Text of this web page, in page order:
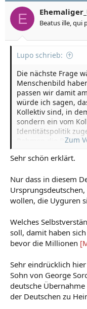
E Beatus ille, qui
Lupo schrieb:
Die nächste Frage
Menschenbild
passen wir damit
würde ich sagen,
Kollektiv sind, in
sondern ein vom
Identitätspolitik
Rahmen die
flächendeckend
Zum
Sehr schön erklärt.
Nur dass in diesem
wollen, die Uyguren
Welches
soll, damit haben
bevor die Millionen
Sehr eindrücklich
Sohn von George
deutsche
der Deutschen zu